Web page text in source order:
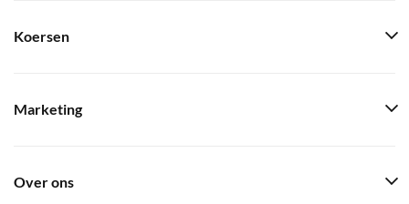
Koersen
Marketing
Over ons